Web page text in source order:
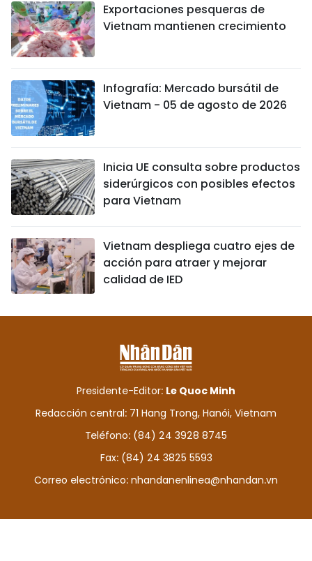
Exportaciones pesqueras de
Vietnam mantienen crecimiento
Infografía: Mercado bursátil de
Vietnam - 05 de agosto de 2026
Inicia UE consulta sobre productos
siderúrgicos con posibles efectos
para Vietnam
Vietnam despliega cuatro ejes de
acción para atraer y mejorar
calidad de IED
Presidente-Editor: Le Quoc Minh
Redacción central: 71 Hang Trong, Hanói, Vietnam
Teléfono: (84) 24 3928 8745
Fax: (84) 24 3825 5593
Correo electrónico: nhandanenlinea@nhandan.vn